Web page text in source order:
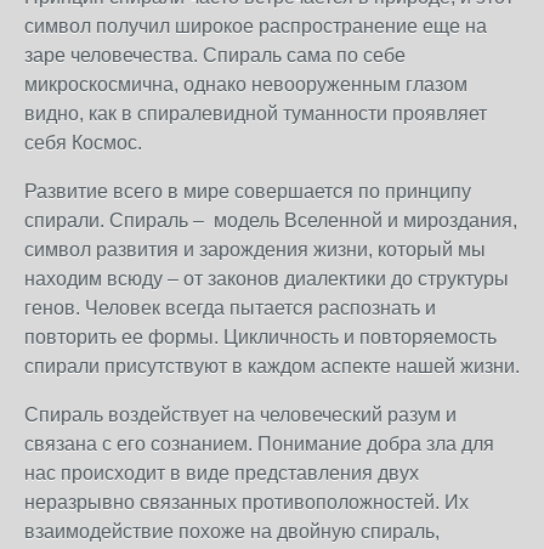
символ получил широкое распространение еще на
заре человечества. Спираль сама по себе
микроскосмична, однако невооруженным глазом
видно, как в спиралевидной туманности проявляет
себя Космос.
Развитие всего в мире совершается по принципу
спирали. Спираль – модель Вселенной и мироздания,
символ развития и зарождения жизни, который мы
находим всюду – от законов диалектики до структуры
генов. Человек всегда пытается распознать и
повторить ее формы. Цикличность и повторяемость
спирали присутствуют в каждом аспекте нашей жизни.
Спираль воздействует на человеческий разум и
связана с его сознанием. Понимание добра зла для
нас происходит в виде представления двух
неразрывно связанных противоположностей. Их
взаимодействие похоже на двойную спираль,